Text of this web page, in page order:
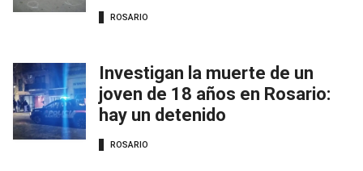
ROSARIO
Investigan la muerte de un
joven de 18 años en Rosario:
hay un detenido
ROSARIO